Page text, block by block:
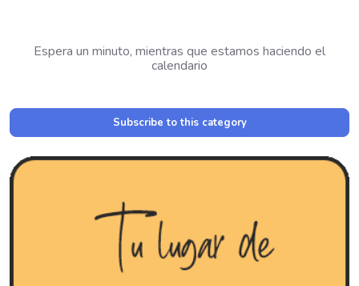
Espera un minuto, mientras que estamos haciendo el
calendario
Subscribe to this category